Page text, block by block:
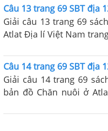
Câu 13 trang 69 SBT địa
Giải câu 13 trang 69
Atlat Địa lí Việt Nam
Câu 14 trang 69 SBT địa
Giải câu 14 trang 69
bản đồ Chăn nuôi ở
2007 tỉ trọng giá trị
nông nghiệp tăng